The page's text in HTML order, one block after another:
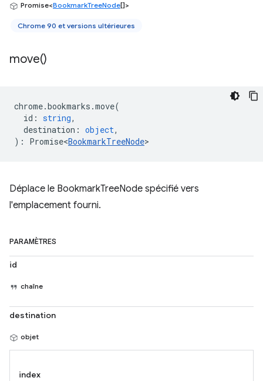
Promise<BookmarkTreeNode[]>
Chrome 90 et versions ultérieures
move()
chrome.bookmarks .move(
id : string,
destination : object,
) : Promise<BookmarkTreeNode>
Déplace le BookmarkTreeNode spécifié vers
l'emplacement fourni.
PARAMÈTRES
id
chaîne
destination
objet
index